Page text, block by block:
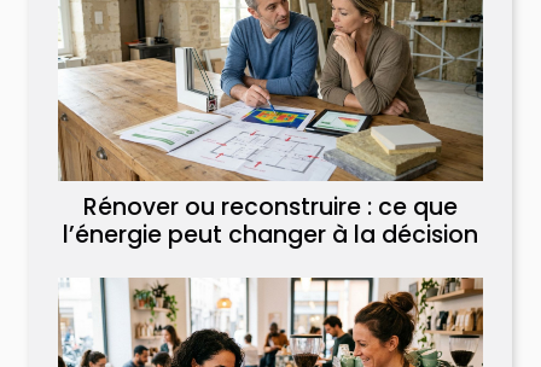
Rénover ou reconstruire : ce que
l’énergie peut changer à la décision